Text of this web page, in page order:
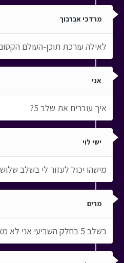
מרדכי אברבוך
לאילה עורכת תוכן-העולם
אני
איך עוברים את שלב 5?
ישי לוי
מישהו יכול לעזור לי בשלב
מרים
בשלב 5 בחלק השביעי אני לא מצליחה להעלים אותו